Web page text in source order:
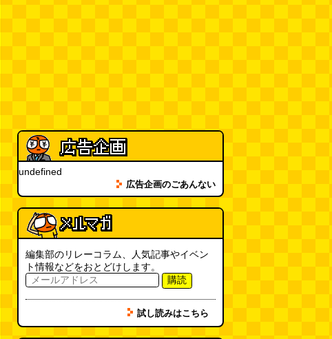
ヘアスタイルが3Dになっている
美容室の看板(読者投稿) (08.05
皿に乗った豚バラブロックの指輪
(べつやく れい)
フエラムネをさらに笛っぽくした
らホイッスルになりました
新太朗)
缶チューハイの内側の世界
(08.05 11:00)
undefined
広告企画のごあんない
編集部のリレーコラム、人気記事やイベン
ト情報などをおとどけします。
購読
試し読みはこちら